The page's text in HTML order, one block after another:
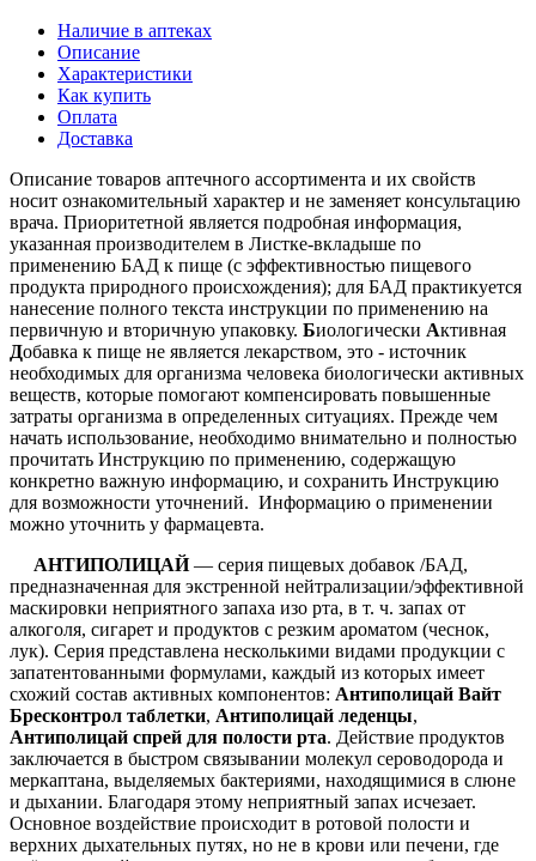
Наличие в аптеках
Описание
Характеристики
Как купить
Оплата
Доставка
Описание товаров аптечного ассортимента и их свойств
носит ознакомительный характер и не заменяет консультацию
врача. Приоритетной является подробная информация,
указанная производителем в Листке-вкладыше по
применению БАД к пище (с эффективностью пищевого
продукта природного происхождения); для БАД практикуется
нанесение полного текста инструкции по применению на
первичную и вторичную упаковку. Биологически Активная
Добавка к пище не является лекарством, это - источник
необходимых для организма человека биологически активных
веществ, которые помогают компенсировать повышенные
затраты организма в определенных ситуациях. Прежде чем
начать использование, необходимо внимательно и полностью
прочитать Инструкцию по применению, содержащую
конкретно важную информацию, и сохранить Инструкцию
для возможности уточнений. Информацию о применении
можно уточнить у фармацевта.
АНТИПОЛИЦАЙ — серия пищевых добавок /БАД,
предназначенная для экстренной нейтрализации/эффективной
маскировки неприятного запаха изо рта, в т. ч. запах от
алкоголя, сигарет и продуктов с резким ароматом (чеснок,
лук). Серия представлена несколькими видами продукции с
запатентованными формулами, каждый из которых имеет
схожий состав активных компонентов: Антиполицай Вайт
Бресконтрол таблетки, Антиполицай леденцы,
Антиполицай спрей для полости рта. Действие продуктов
заключается в быстром связывании молекул сероводорода и
меркаптана, выделяемых бактериями, находящимися в слюне
и дыхании. Благодаря этому неприятный запах исчезает.
Основное воздействие происходит в ротовой полости и
верхних дыхательных путях, но не в крови или печени, где